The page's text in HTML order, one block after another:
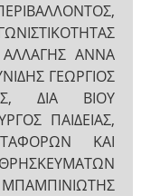
ΑΛΛΑΓΗΣ ΑΝΝΑ
ΓΕΩΡΓΙΟΣ
ΔΙΑ ΒΙΟΥ
ΠΑΙΔΕΙΑΣ,
ΚΑΙ